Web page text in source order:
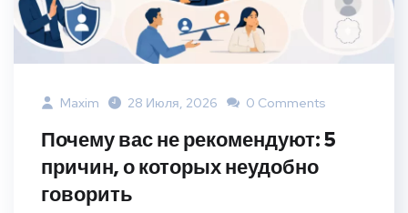
Maxim 28 Июля, 2026 0 Comments
Почему вас не рекомендуют: 5
причин, о которых неудобно
говорить